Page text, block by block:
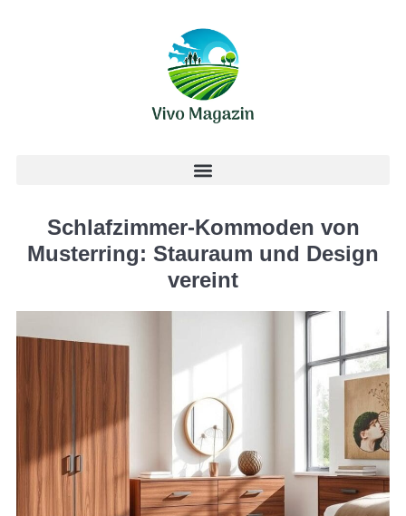
Schlafzimmer-Kommoden von
Musterring: Stauraum und Design
vereint